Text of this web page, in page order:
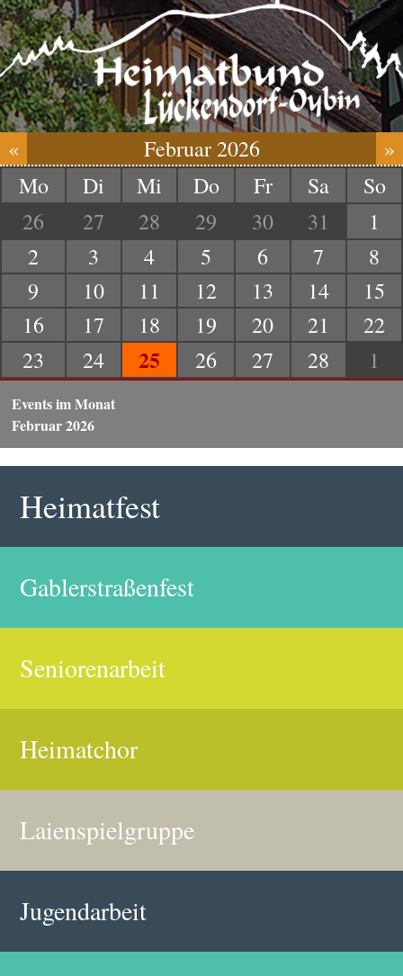
« Februar 2026
»
Mo
Di Mi Do Fr Sa
So
26
27 28 29 30 31
1
2
3 4 5 6 7
8
9
10 11 12 13 14
15
16
17 18 19 20 21
22
23
24 25 26 27 28 1
Events im Monat
Februar 2026
Heimatfest
Gablerstraßenfest
Seniorenarbeit
Heimatchor
Laienspielgruppe
Jugendarbeit